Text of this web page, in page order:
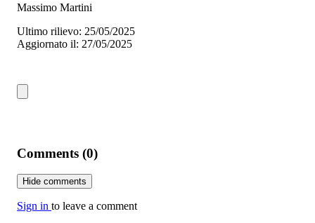
Massimo Martini
Ultimo rilievo: 25/05/2025
Aggiornato il: 27/05/2025
Comments (0)
Hide comments
Sign in to leave a comment